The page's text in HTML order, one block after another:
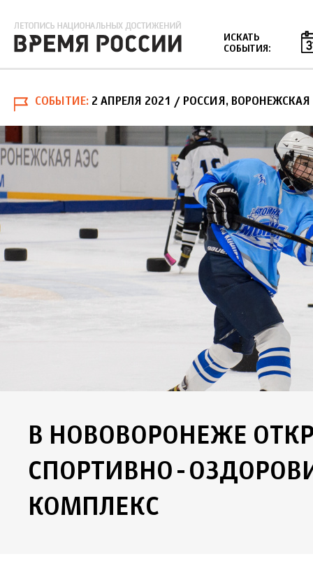
ИСКАТЬ
СОБЫТИЯ:
СОБЫТИЕ 2 АПРЕЛЯ 2021 / РОССИЯ,
В НОВОВОРОНЕЖЕ
СПОРТИВНО-
КОМПЛЕКС